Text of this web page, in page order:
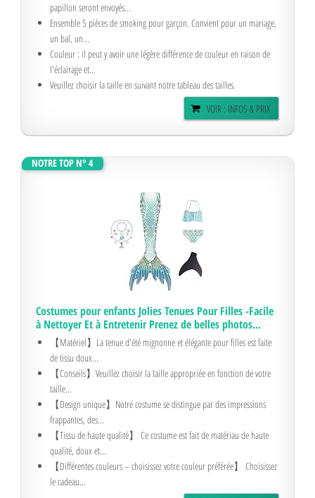
papillon seront envoyés...
Ensemble 5 pièces de smoking pour garçon. Convient pour un mariage,
un bal, un...
Couleur : il peut y avoir une légère différence de couleur en raison de
l'éclairage et...
Veuillez choisir la taille en suivant notre tableau des tailles.
VOIR : INFOS & PRIX
NOTRE TOP N° 4
Costumes pour enfants Jolies Tenues Pour Filles -Facile
à Nettoyer Et à Entretenir Prenez de belles photos...
【Matériel】La tenue d'été mignonne et élégante pour filles est faite
de tissu doux...
【Conseils】Veuillez choisir la taille appropriée en fonction de votre
taille...
【Design unique】Notre costume se distingue par des impressions
frappantes, des...
【Tissu de haute qualité】 Ce costume est fait de matériau de haute
qualité, doux et...
【Différentes couleurs – choisissez votre couleur préférée】 Choisissez
le cadeau...